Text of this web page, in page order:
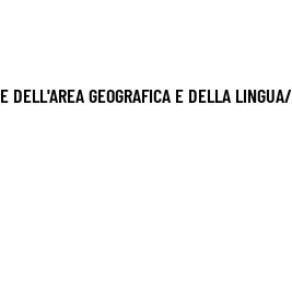
DELL'AREA GEOGRAFICA E DELLA LINGUA/